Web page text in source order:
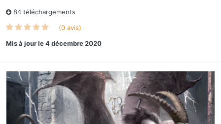
84 téléchargements
(0 avis)
Mis à jourle 4 décembre 2020